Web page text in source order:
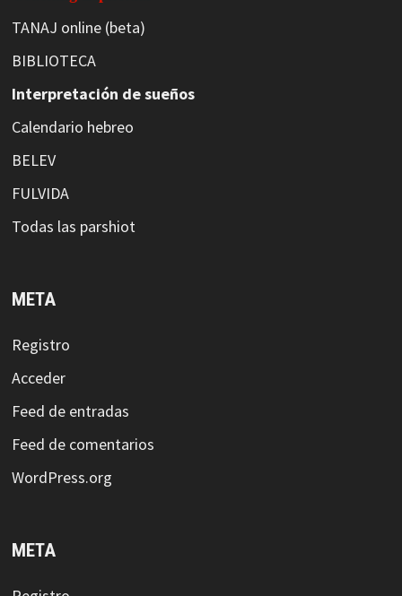
TANAJ online (beta)
BIBLIOTECA
Interpretación de sueños
Calendario hebreo
BELEV
FULVIDA
Todas las parshiot
META
Registro
Acceder
Feed de entradas
Feed de comentarios
WordPress.org
META